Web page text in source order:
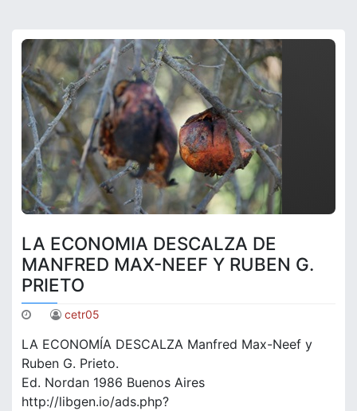
LA ECONOMIA DESCALZA DE
MANFRED MAX-NEEF Y RUBEN G.
PRIETO
cetr05
LA ECONOMÍA DESCALZA Manfred Max-Neef y
Ruben G. Prieto.
Ed. Nordan 1986 Buenos Aires
http://libgen.io/ads.php?